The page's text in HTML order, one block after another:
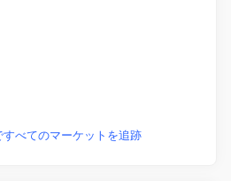
べてのマーケットを追跡